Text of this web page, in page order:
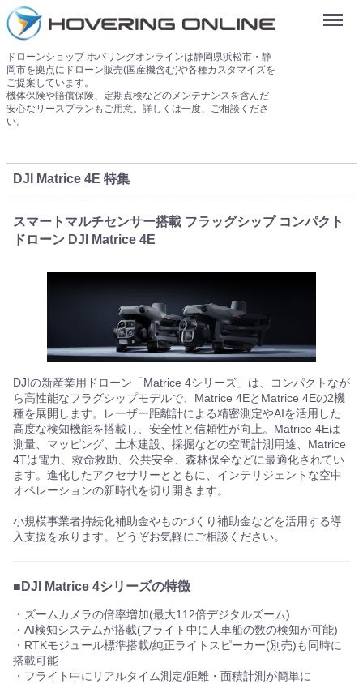
ドローンショップ ホバリングオンラインは静岡県浜松市・静
岡市を拠点にドローン販売(国産機含む)や各種カスタマイズを
ご提案しています。
機体保険や賠償保険、定期点検などのメンテナンスを含んだ
安心なリースプランもご用意。詳しくは一度、ご相談くださ
い。
Menu
DJI Matrice 4E 特集
スマートマルチセンサー搭載 フラッグシップ コンパクト
ドローン DJI Matrice 4E
DJIの新産業用ドローン「Matrice 4シリーズ」は、コンパクトなが
ら高性能なフラグシップモデルで、Matrice 4EとMatrice 4Eの2機
種を展開します。レーザー距離計による精密測定やAIを活用した
高度な検知機能を搭載し、安全性と信頼性が向上。Matrice 4Eは
測量、マッピング、土木建設、採掘などの空間計測用途、Matrice
4Tは電力、救命救助、公共安全、森林保全などに最適化されてい
ます。進化したアクセサリーとともに、インテリジェントな空中
オペレーションの新時代を切り開きます。
小規模事業者持続化補助金やものづくり補助金などを活用する導
入支援を承ります。どうぞお気軽にご相談ください。
■DJI Matrice 4シリーズの特徴
・ズームカメラの倍率増加(最大112倍デジタルズーム)
・AI検知システムが搭載(フライト中に人車船の数の検知が可能)
・RTKモジュール標準搭載/純正ライトスピーカー(別売)も同時に
搭載可能
・フライト中にリアルタイム測定/距離・面積計測が簡単に